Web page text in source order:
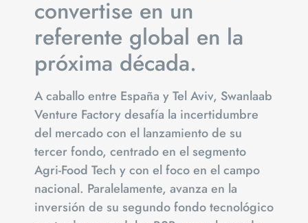
convertise en un
referente global en la
próxima década.
A caballo entre España y Tel Aviv, Swanlaab
Venture Factory desafía la incertidumbre
del mercado con el lanzamiento de su
tercer fondo, centrado en el segmento
Agri-Food Tech y con el foco en el campo
nacional. Paralelamente, avanza en la
inversión de su segundo fondo tecnológico